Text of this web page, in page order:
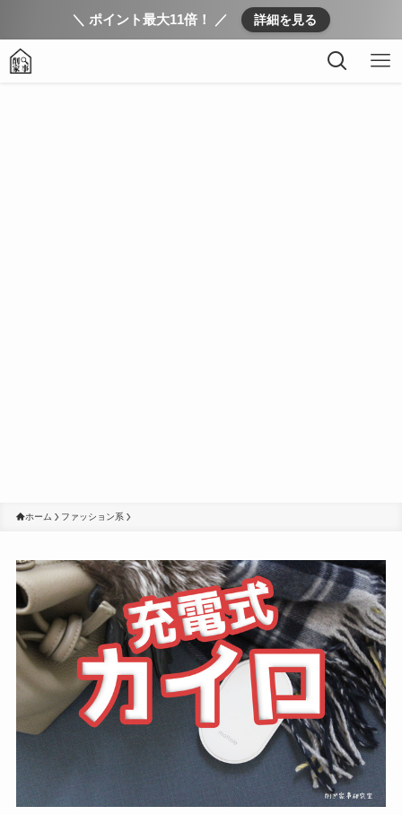
＼ ポイント最大11倍！ ／ 詳細を見る
ホーム ファッション系